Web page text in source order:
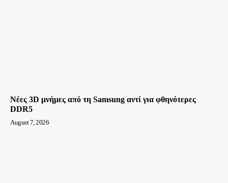
Νέες 3D μνήμες από τη Samsung αντί για φθηνότερες
DDR5
August 7, 2026